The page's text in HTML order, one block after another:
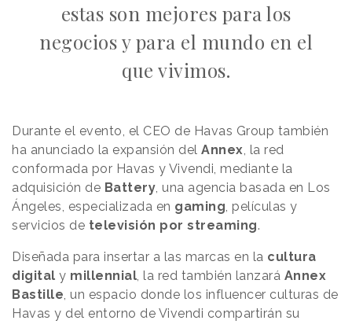
estas son mejores para los
negocios y para el mundo en el
que vivimos.
Durante el evento, el CEO de Havas Group también
ha anunciado la expansión del Annex, la red
conformada por Havas y Vivendi, mediante la
adquisición de Battery, una agencia basada en Los
Ángeles, especializada en gaming, películas y
servicios de televisión por streaming.
Diseñada para insertar a las marcas en la cultura
digital y millennial, la red también lanzará Annex
Bastille, un espacio donde los influencer culturas de
Havas y del entorno de Vivendi compartirán su